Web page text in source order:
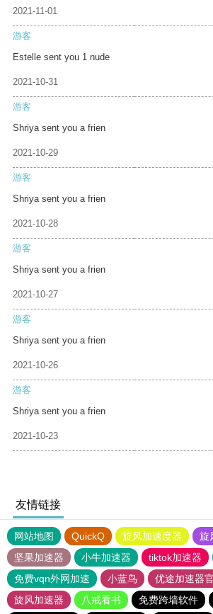
2021-11-01
游客
Estelle sent you 1 nude
2021-10-31
游客
Shriya sent you a frien
2021-10-29
游客
Shriya sent you a frien
2021-10-28
游客
Shriya sent you a frien
2021-10-27
游客
Shriya sent you a frien
2021-10-26
游客
Shriya sent you a frien
2021-10-23
友情链接
网站地图 QuickQ 旋风加速度器 旋
坚果加速器
小牛加速器 tiktok加速器
免费vqn外网加速
小蓝鸟 优途加速器
旋风加速器
八戒看书 免费跨墙软件